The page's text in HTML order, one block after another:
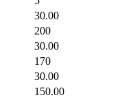
30.00
200
30.00
170
30.00
150.00